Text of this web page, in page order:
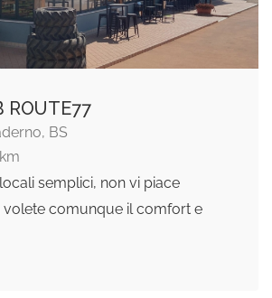
ROUTE77
BS
semplici, non vi piace
volete comunque il comfort e